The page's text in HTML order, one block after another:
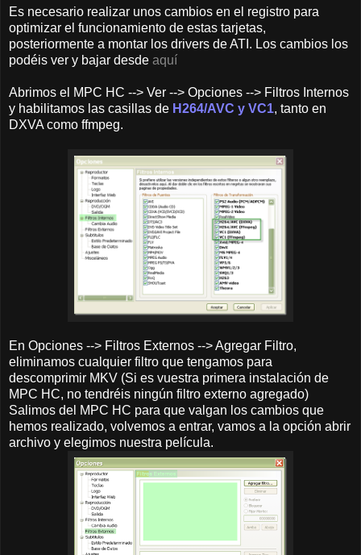
Es necesario realizar unos cambios en el registro para
optimizar el funcionamiento de estas tarjetas,
posteriormente a montar los drivers de ATI. Los cambios los
podéis ver y bajar desde aquí
Abrimos el MPC HC --> Ver --> Opciones --> Filtros Internos
y habilitamos las casillas de H264/AVC y VC1, tanto en
DXVA como ffmpeg.
En Opciones --> Filtros Externos --> Agregar Filtro,
eliminamos cualquier filtro que tengamos para
descomprimir MKV (Si es vuestra primera instalación de
MPC HC, no tendréis ningún filtro externo agregado)
Salimos del MPC HC para que valgan los cambios que
hemos realizado, volvemos a entrar, vamos a la opción abrir
archivo y elegimos nuestra película.